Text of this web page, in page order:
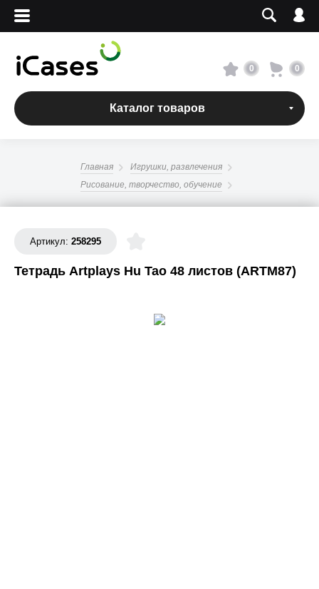
Вход
Сервисный центр
О магазине
+7 495 960-31-54
0 0
Каталог товаров
Главная
Игрушки, развлечения
Рисование, творчество, обучение
Артикул: 258295
Тетрадь Artplays Hu Tao 48 листов (ARTM87)